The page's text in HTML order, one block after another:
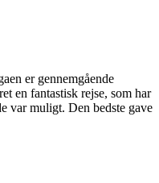
er gennemgående
en fantastisk rejse, som har
var muligt. Den bedste gave